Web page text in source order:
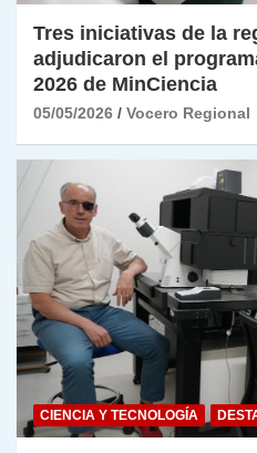
Tres iniciativas de la
adjudicaron el
2026 de MinCiencia
05/05/2026 Vocero Regional
CIENCIA Y TECNOLOGÍA